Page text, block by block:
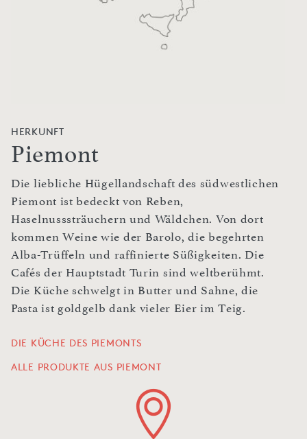
HERKUNFT
Piemont
Die liebliche Hügellandschaft des südwestlichen
Piemont ist bedeckt von Reben,
Haselnusssträuchern und Wäldchen. Von dort
kommen Weine wie der Barolo, die begehrten
Alba-Trüffeln und raffinierte Süßigkeiten. Die
Cafés der Hauptstadt Turin sind weltberühmt.
Die Küche schwelgt in Butter und Sahne, die
Pasta ist goldgelb dank vieler Eier im Teig.
DIE KÜCHE DES PIEMONTS
ALLE PRODUKTE AUS PIEMONT